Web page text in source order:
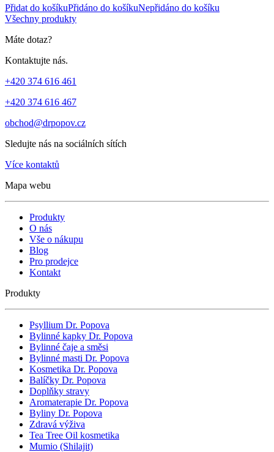
Přidat do košíkuPřidáno do košíkuNepřidáno do košíku
Všechny produkty
Máte dotaz?
Kontaktujte nás.
+420 374 616 461
+420 374 616 467
obchod@drpopov.cz
Sledujte nás na sociálních sítích
Více kontaktů
Mapa webu
Produkty
O nás
Vše o nákupu
Blog
Pro prodejce
Kontakt
Produkty
Psyllium Dr. Popova
Bylinné kapky Dr. Popova
Bylinné čaje a směsi
Bylinné masti Dr. Popova
Kosmetika Dr. Popova
Balíčky Dr. Popova
Doplňky stravy
Aromaterapie Dr. Popova
Byliny Dr. Popova
Zdravá výživa
Tea Tree Oil kosmetika
Mumio (Shilajit)